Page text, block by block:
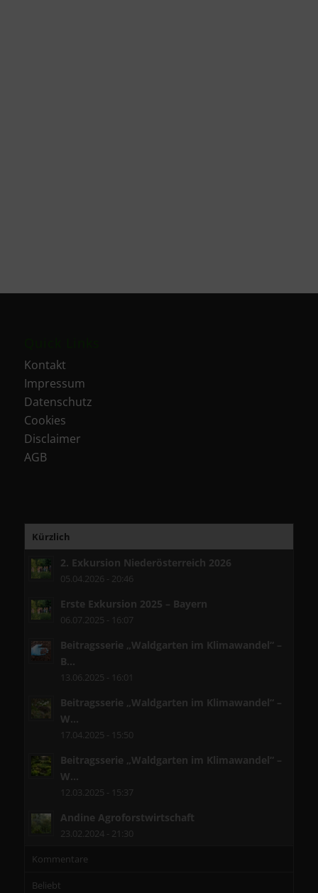
Kontakt
Impressum
Datenschutz
Cookies
Disclaimer
AGB
Kürzlich
2. Exkursion Niederösterreich 2026
05.04.2026 - 20:46
Erste Exkursion 2025 – Bayern
06.07.2025 - 16:07
Beitragsserie „Waldgarten im Klimawandel“ –
B...
13.06.2025 - 16:01
Beitragsserie „Waldgarten im Klimawandel“ –
W...
17.04.2025 - 15:50
Beitragsserie „Waldgarten im Klimawandel“ –
W...
12.03.2025 - 15:37
Andine Agroforstwirtschaft
23.02.2024 - 21:30
Kommentare
Beliebt